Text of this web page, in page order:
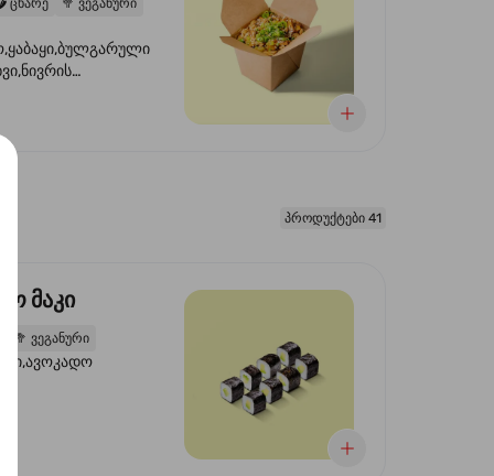
🌶️ ცხარე 🥦 ვეგანური
ხახვი,სეზამის
პროდუქტები 41
მაკი
🥦 ვეგანური